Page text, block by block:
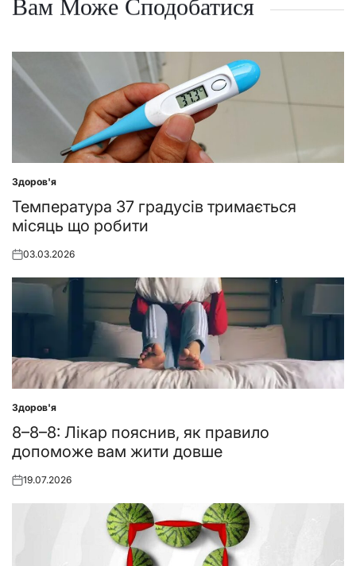
Вам Може Сподобатися
Posted
in
Здоров'я
Температура 37 градусів тримається
місяць що робити
Posted
03.03.2026
Posted
in
Здоров'я
8–8–8: Лікар пояснив, як правило
допоможе вам жити довше
Posted
19.07.2026